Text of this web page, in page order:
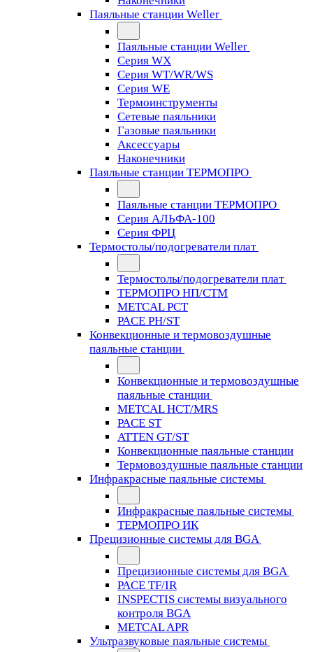
Паяльные станции Weller
Паяльные станции Weller
Серия WX
Серия WT/WR/WS
Серия WE
Термоинструменты
Сетевые паяльники
Газовые паяльники
Аксессуары
Наконечники
Паяльные станции ТЕРМОПРО
Паяльные станции ТЕРМОПРО
Серия АЛЬФА-100
Серия ФРЦ
Термостолы/подогреватели плат
Термостолы/подогреватели плат
ТЕРМОПРО НП/СТМ
METCAL PCT
PACE PH/ST
Конвекционные и термовоздушные
паяльные станции
Конвекционные и термовоздушные
паяльные станции
METCAL HCT/MRS
PACE ST
ATTEN GT/ST
Конвекционные паяльные станции
Термовоздушные паяльные станции
Инфракрасные паяльные системы
Инфракрасные паяльные системы
ТЕРМОПРО ИК
Прецизионные системы для BGA
Прецизионные системы для BGA
PACE TF/IR
INSPECTIS системы визуального
контроля BGA
METCAL APR
Ультразвуковые паяльные системы